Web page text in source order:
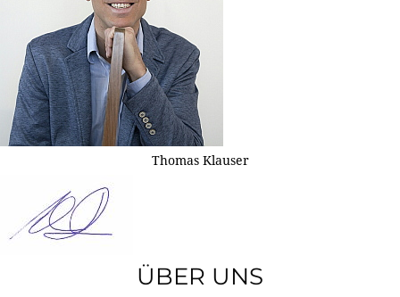
Thomas Klauser
ÜBER UNS